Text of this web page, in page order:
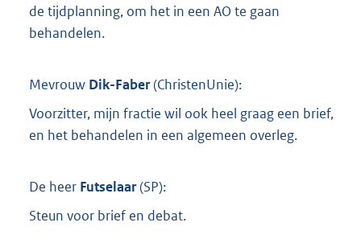
de tijdplanning, om het in een AO te gaan
behandelen.
Mevrouw Dik-Faber(ChristenUnie):
Voorzitter, mijn fractie wil ook heel graag een brief,
en het behandelen in een algemeen overleg.
De heer Futselaar(SP):
Steun voor brief en debat.